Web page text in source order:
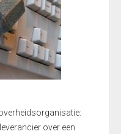
over een